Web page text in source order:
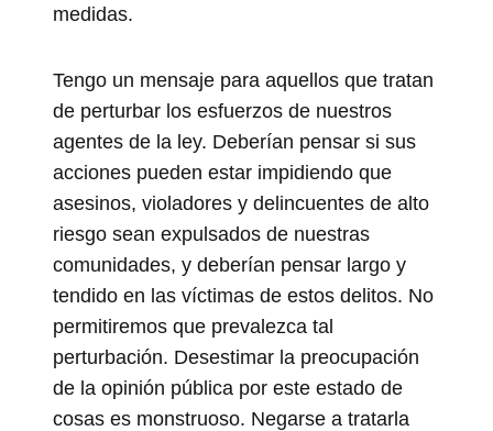
medidas.
Tengo un mensaje para aquellos que tratan
de perturbar los esfuerzos de nuestros
agentes de la ley. Deberían pensar si sus
acciones pueden estar impidiendo que
asesinos, violadores y delincuentes de alto
riesgo sean expulsados de nuestras
comunidades, y deberían pensar largo y
tendido en las víctimas de estos delitos. No
permitiremos que prevalezca tal
perturbación. Desestimar la preocupación
de la opinión pública por este estado de
cosas es monstruoso. Negarse a tratarla